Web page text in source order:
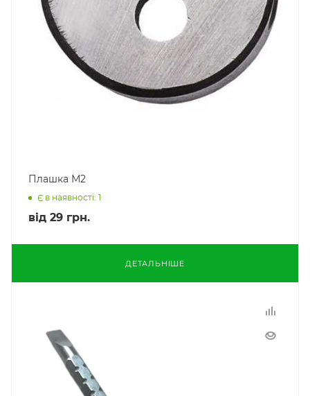
Плашка М2
Є в наявності: 1
від 29 грн.
ДЕТАЛЬНІШЕ